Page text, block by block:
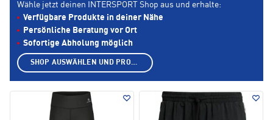
Wähle jetzt deinen INTERSPORT Shop aus und erhalte:
Verfügbare Produkte in deiner Nähe
Persönliche Beratung vor Ort
Sofortige Abholung möglich
SHOP AUSWÄHLEN UND PRODUKTE ANZEIGEN